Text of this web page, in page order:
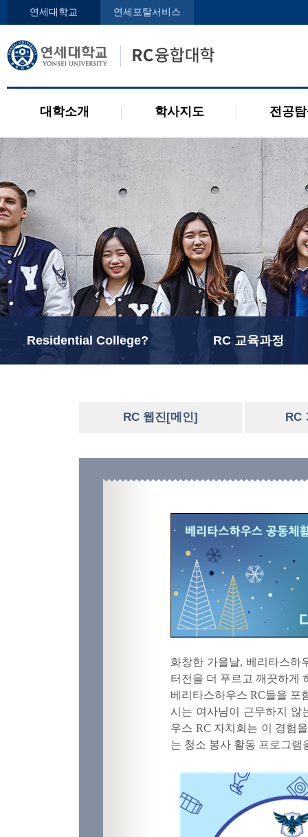
연세대학교 연세포탈서비스
대학소개 학사지도 전공
인사말
오시는 길
학사지도사
Residential College? RC 교육과정
RC 웹진[메인] RC
화창한 가을날, 베리타스하
터전을 더 푸르고 깨끗하게
베리타스하우스 RC들을 포
시는 여사님이 근무하지 않
우스 RC 자치회는 이 경험
는 청소 봉사 활동 프로그램